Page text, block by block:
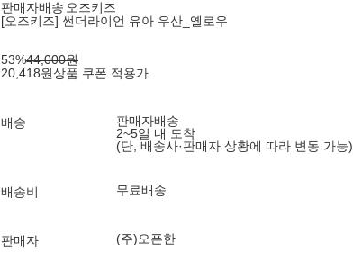
판매자배송 오즈키즈
[오즈키즈] 썬더라이언 유아 우산_옐로우
53%44,000원
20,418원상품 쿠폰 적용가
배송
판매자배송
2~5일 내 도착
(단, 배송사·판매자 상황에 따라 변동 가능)
배송비 무료배송
판매자 (주)오픈한